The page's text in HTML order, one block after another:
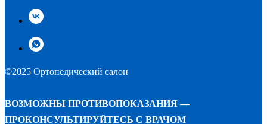
©2025 Ортопедический салон
ВОЗМОЖНЫ ПРОТИВОПОКАЗАНИЯ —
ПРОКОНСУЛЬТИРУЙТЕСЬ С ВРАЧОМ